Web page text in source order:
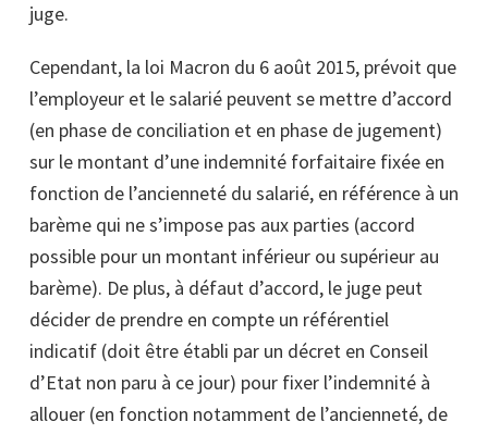
juge.
Cependant, la loi Macron du 6 août 2015, prévoit que
l’employeur et le salarié peuvent se mettre d’accord
(en phase de conciliation et en phase de jugement)
sur le montant d’une indemnité forfaitaire fixée en
fonction de l’ancienneté du salarié, en référence à un
barème qui ne s’impose pas aux parties (accord
possible pour un montant inférieur ou supérieur au
barème). De plus, à défaut d’accord, le juge peut
décider de prendre en compte un référentiel
indicatif (doit être établi par un décret en Conseil
d’Etat non paru à ce jour) pour fixer l’indemnité à
allouer (en fonction notamment de l’ancienneté, de